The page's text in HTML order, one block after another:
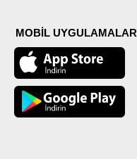
MOBİL UYGULAMALAR